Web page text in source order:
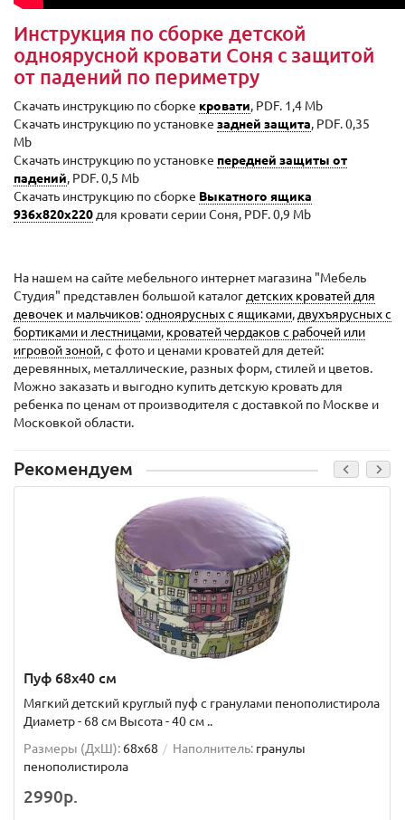
Инструкция по сборке детской
одноярусной кровати Соня с защитой
от падений по периметру
Скачать инструкцию по сборке кровати, PDF. 1,4 Mb
Скачать инструкцию по установке задней защита, PDF. 0,35
Mb
Скачать инструкцию по установке передней защиты от
падений, PDF. 0,5 Mb
Скачать инструкцию по сборке Выкатного ящика
936x820x220для кровати серии Соня, PDF. 0,9 Mb
На нашем на сайте мебельного интернет магазина "Мебель
Студия" представлен большой каталогдетских кроватей для
девочек и мальчиков:одноярусных с ящиками,двухъярусных с
бортиками и лестницами, кроватей чердаков с рабочей или
игровой зоной, с фото и ценами кроватей для детей:
деревянных, металлические, разных форм, стилей и цветов.
Можно заказать и выгодно купить детскую кровать для
ребенка по ценам от производителя с доставкой по Москве и
Московкой области.
Рекомендуем
Пуф 68x40 см
Мягкий детский круглый пуф с гранулами пенополистирола
Диаметр - 68 см Высота - 40 см ..
Размеры (ДxШ): 68x68 Наполнитель: гранулы
пенополистирола
2990р.